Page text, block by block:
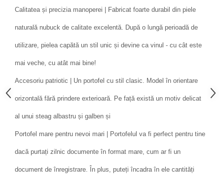
Calitatea și precizia manoperei | Fabricat foarte durabil din piele
naturală nubuck de calitate excelentă. După o lungă perioadă de
utilizare, pielea capătă un stil unic și devine ca vinul - cu cât este
mai veche, cu atât mai bine!
Accesoriu patriotic | Un portofel cu stil clasic. Model în orientare
orizontală fără prindere exterioară. Pe față există un motiv delicat
al unui steag albastru și galben și
Portofel mare pentru nevoi mari | Portofelul va fi perfect pentru tine
dacă purtați zilnic documente în format mare, cum ar fi un
document de înregistrare. În plus, puteți încadra în ele cantități